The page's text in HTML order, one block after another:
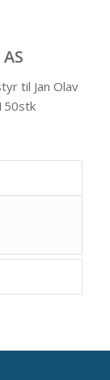
til Jan Olav